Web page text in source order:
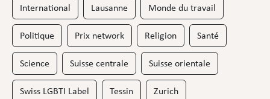
International Lausanne Monde du travail
Politique Prix network Religion Santé
Science Suisse centrale Suisse orientale
Swiss LGBTI Label Tessin Zurich